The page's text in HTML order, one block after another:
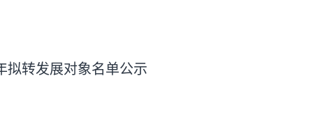
拟转发展对象名单公示